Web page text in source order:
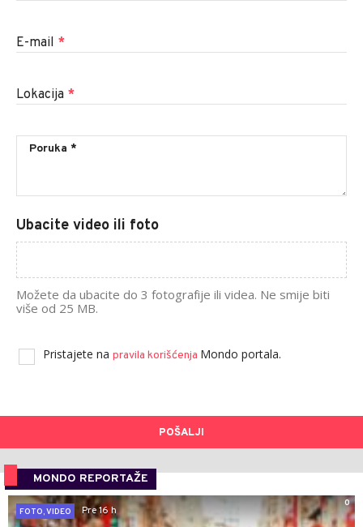
E-mail *
Lokacija *
Ubacite video ili foto
Možete da ubacite do 3 fotografije ili videa. Ne smije biti
više od 25 MB.
Pristajete na pravila korišćenja Mondo portala.
POŠALJI
MONDO REPORTAŽE
0
FOTO, VIDEO
Pre 16 h